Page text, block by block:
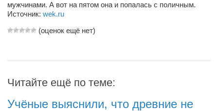
Багетный двор
Журналисты
Александр Гвоздик
мужчинами. А вот на пятом она и попалась с поличным.
Источник: wek.ru
(оценок ещё нет)
Читайте ещё по теме:
Учёные выяснили, что древние не